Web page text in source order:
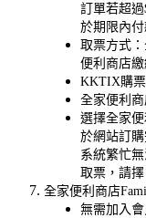
訂單若超
於期限內
取票方式
便利商店
KKTIX購
全家便利商
選擇全家
於網站訂
系統繁忙
取票，請
全家便利商店
無需加入